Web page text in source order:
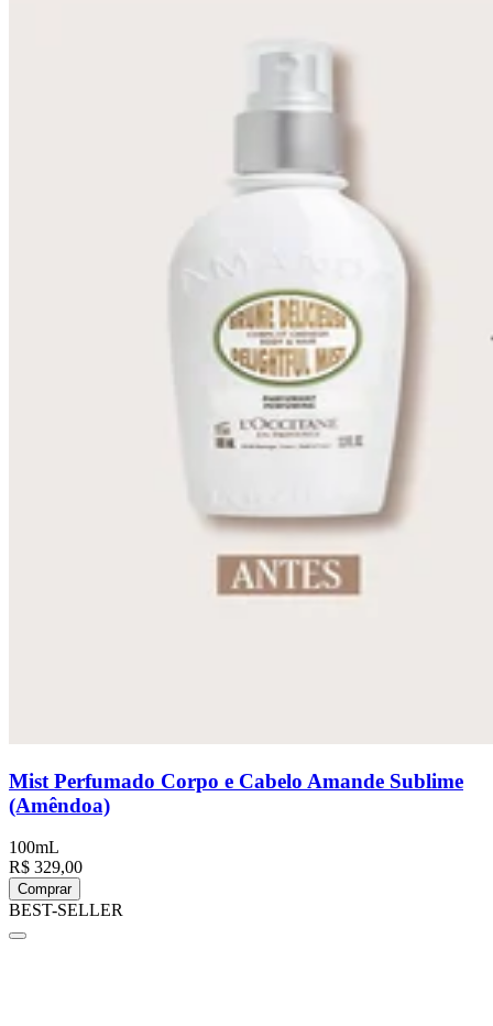
Mist Perfumado Corpo e Cabelo Amande Sublime
(Amêndoa)
100mL
R$ 329,00
Comprar
BEST-SELLER